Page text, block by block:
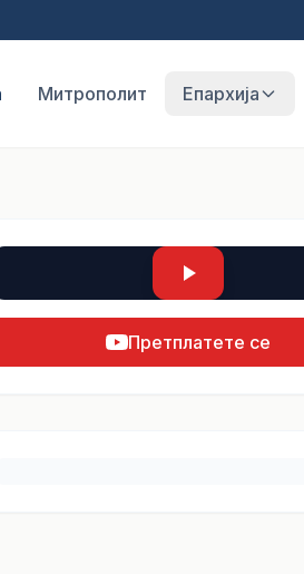
Митрополит Епархија
Претплатете се